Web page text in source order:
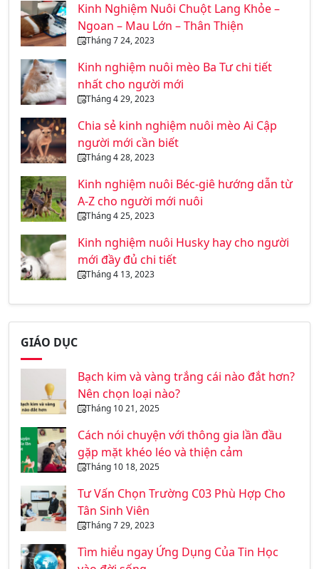
Kinh Nghiệm Nuôi Chuột Lang Khỏe –
Ngoan – Mau Lớn – Thân Thiện
Tháng 7 24, 2023
Kinh nghiệm nuôi mèo Ba Tư chi tiết
nhất cho người mới
Tháng 4 29, 2023
Chia sẻ kinh nghiệm nuôi mèo Ai Cập
người mới cần biết
Tháng 4 28, 2023
Kinh nghiệm nuôi Béc-giê hướng dẫn từ
A-Z cho người mới nuôi
Tháng 4 25, 2023
Kinh nghiệm nuôi Husky hay cho người
mới đầy đủ chi tiết
Tháng 4 13, 2023
GIÁO DỤC
Bạch kim và vàng trắng cái nào đắt hơn?
Nên chọn loại nào?
Tháng 10 21, 2025
Cách nói chuyện với thông gia lần đầu
gặp mặt khéo léo và thiện cảm
Tháng 10 18, 2025
Tư Vấn Chọn Trường C03 Phù Hợp Cho
Tân Sinh Viên
Tháng 7 29, 2023
Tìm hiểu ngay Ứng Dụng Của Tin Học